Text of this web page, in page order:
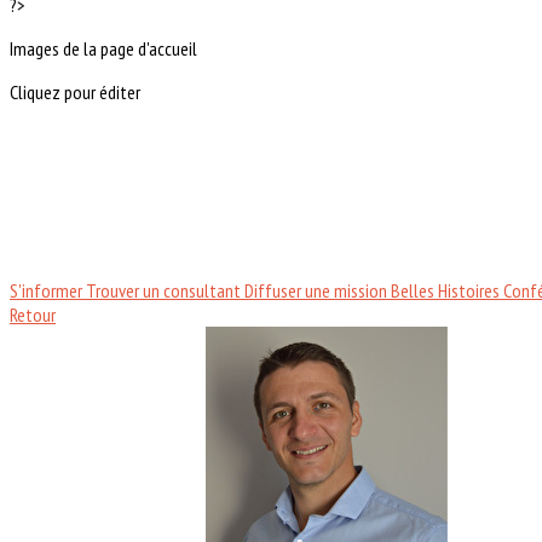
?>
Images de la page d'accueil
Cliquez pour éditer
S'informerTrouver un consultantDiffuser une mission Belles Histoires
Retour